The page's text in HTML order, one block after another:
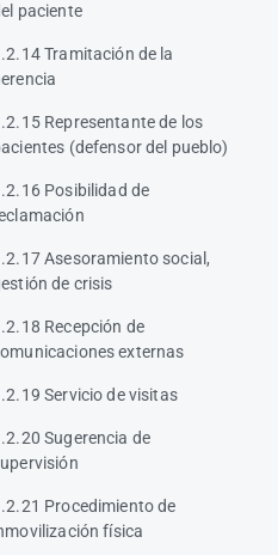
paciente
Tramitación de la
Representante de los
(defensor del pueblo)
Posibilidad de
Asesoramiento social,
de crisis
Recepción de
externas
Servicio de visitas
Sugerencia de
Procedimiento de
física